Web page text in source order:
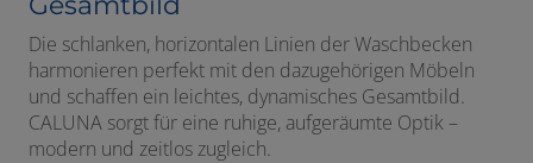
Die schlanken, horizontalen Linien der Waschbecken
harmonieren perfekt mit den dazugehörigen Möbeln
und schaffen ein leichtes, dynamisches Gesamtbild.
CALUNA sorgt für eine ruhige, aufgeräumte Optik –
modern und zeitlos zugleich.